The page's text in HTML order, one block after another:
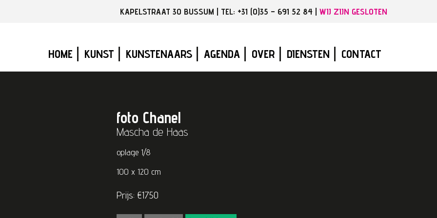
KAPELSTRAAT 30 BUSSUM | TEL: +31 (0)35 – 691 52 84 | WIJ ZIJN GESLOTEN
Hoofdnavigatie
HOME KUNST KUNSTENAARS AGENDA OVER DIENSTEN CONTACT
foto Chanel
Mascha de Haas
oplage 1/8
100 x 120 cm
Prijs: €1750